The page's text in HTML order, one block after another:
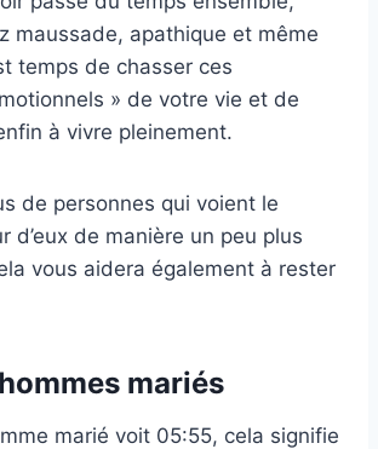
maussade, apathique et même
temps de chasser ces
» de votre vie et de
à vivre pleinement.
de personnes qui voient le
d’eux de manière un peu plus
vous aidera également à rester
mariés
marié voit 05:55, cela signifie